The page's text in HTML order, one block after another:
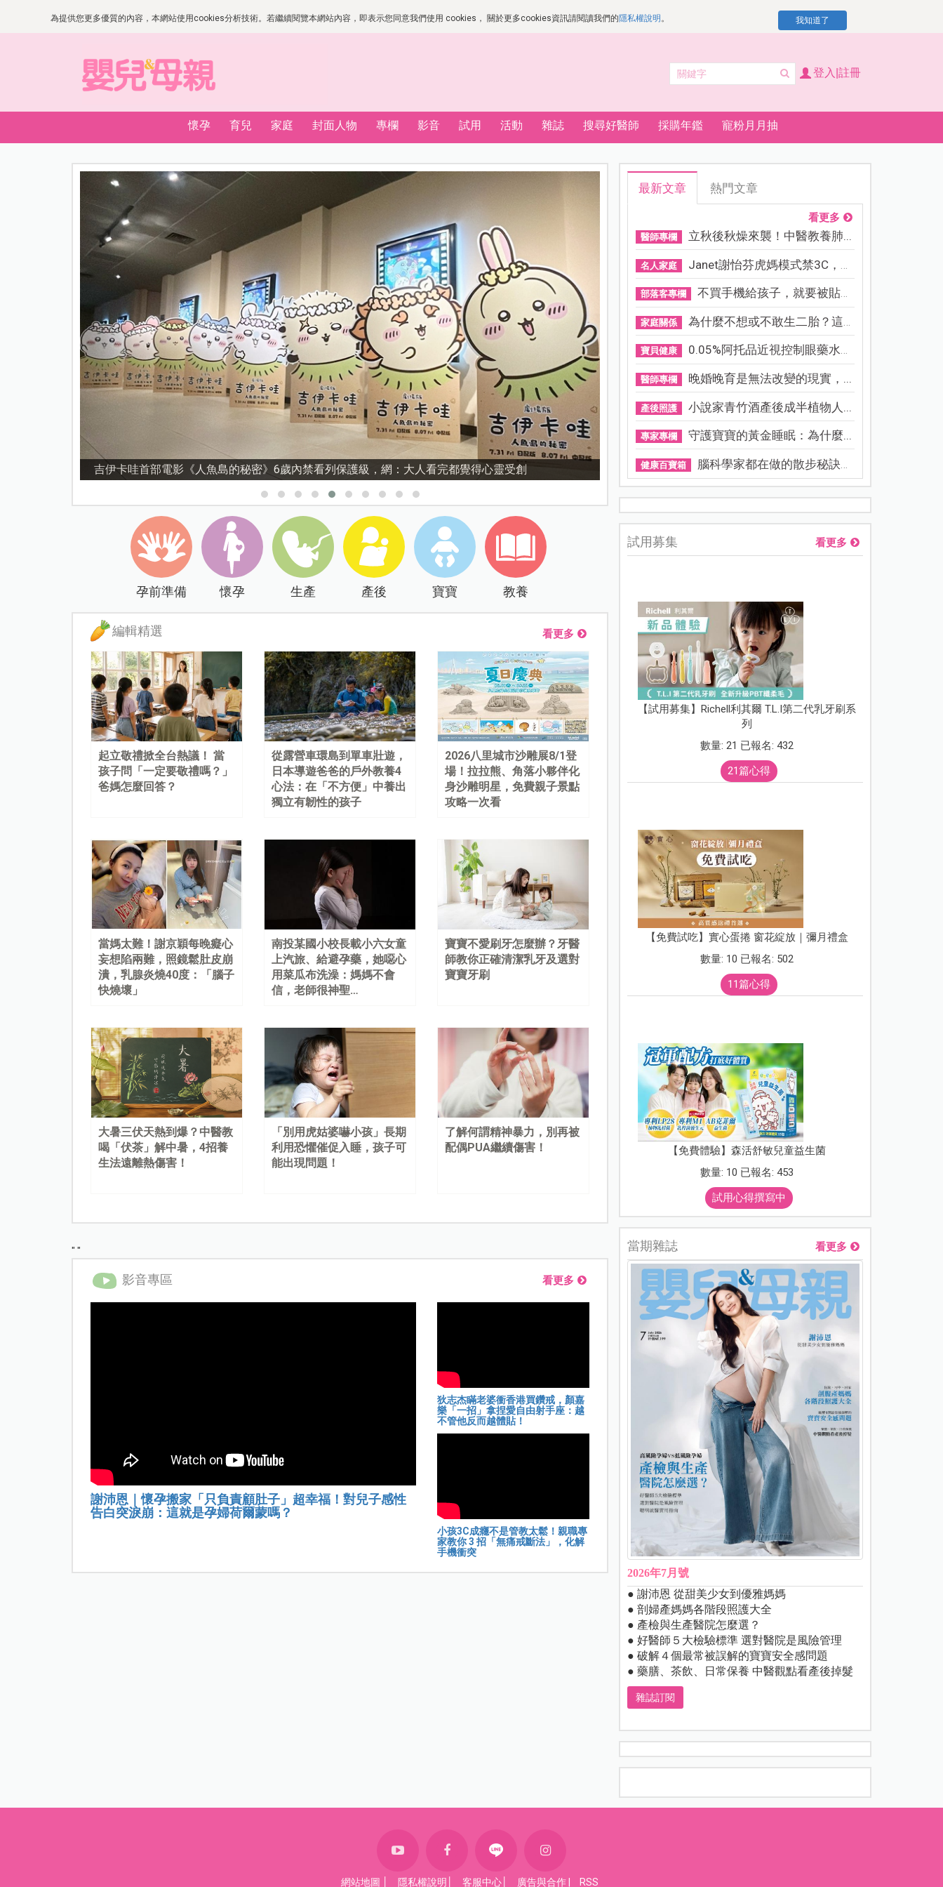
為提供您更多優質的內容，本網站使用cookies分析技術。若繼續閱覽本網站內容，即表示您同意我們使用 cookies， 關於更多cookies資訊請閱讀我們的隱私權說明 。 我知道了
登入|註冊
懷孕 育兒 家庭 封面人物 專欄 影音 試用 活動 雜誌 搜尋好醫師 採購年鑑 寵粉月月抽
資優教育15問！師鐸獎名師陳宥妤：資優教育的核心，不是成績而是讀懂孩子的心理準備度 熊本強震讓台灣人也揪心！無印良品店員發枕頭護頭、陪伴撤離
孕前準備 懷孕 生產 產後 寶寶 教養
編輯精選 看更多
起立敬禮掀全台熱議！ 當
孩子問「一定要敬禮嗎？」
爸媽怎麼回答？
從露營車環島到單車壯遊，
日本導遊爸爸的戶外教養4
心法：在「不方便」中養出
獨立有韌性的孩子
2026八里城市沙雕展8/1登
場！拉拉熊、角落小夥伴化
身沙雕明星，免費親子景點
攻略一次看
當媽太難！謝京穎每晚癡心
妄想陷兩難，照鏡鬆肚皮崩
潰，乳腺炎燒40度：「腦子
快燒壞」
南投某國小校長載小六女童
上汽旅、給避孕藥，她噁心
用菜瓜布洗澡：媽媽不會
信，老師很神聖…
寶寶不愛刷牙怎麼辦？牙醫
師教你正確清潔乳牙及選對
寶寶牙刷
大暑三伏天熱到爆？中醫教
喝「伏茶」解中暑，4招養
生法遠離熱傷害！
「別用虎姑婆嚇小孩」長期
利用恐懼催促入睡，孩子可
能出現問題！
了解何謂精神暴力，別再被
配偶PUA繼續傷害！
" "
影音專區 看更多
謝沛恩｜懷孕搬家「只負責顧肚子」超幸福！對兒子感性
告白突淚崩：這就是孕婦荷爾蒙嗎？
狄志杰瞞老婆衝香港買鑽戒，顏嘉
樂「一招」拿捏愛自由射手座：越
不管他反而越體貼！
小孩3C成癮不是管教太鬆！親職專
家教你 3 招「無痛戒斷法」，化解
手機衝突
最新文章 熱門文章
看更多
醫師專欄 立秋後秋燥來襲！中醫教養肺...
名人家庭 Janet謝怡芬虎媽模式禁3C，看...
部落客專欄 不買手機給孩子，就要被貼「...
家庭關係 為什麼不想或不敢生二胎？這8...
寶貝健康 0.05%阿托品近視控制眼藥水納...
醫師專欄 晚婚晚育是無法改變的現實，...
產後照護 小說家青竹酒產後成半植物人...
專家專欄 守護寶寶的黃金睡眠：為什麼...
健康百寶箱 腦科學家都在做的散步秘訣！...
試用募集 看更多
【試用募集】Richell利其爾 T.L.I第二代乳牙刷系
列
數量: 21 已報名: 432
21篇心得
【免費試吃】實心蛋捲 窗花綻放｜彌月禮盒
數量: 10 已報名: 502
11篇心得
【免費體驗】森活舒敏兒童益生菌
數量: 10 已報名: 453
試用心得撰寫中
當期雜誌 看更多
2026年7月號
● 謝沛恩 從甜美少女到優雅媽媽
● 剖婦產媽媽各階段照護大全
● 產檢與生產醫院怎麼選？
● 好醫師５大檢驗標準 選對醫院是風險管理
● 破解４個最常被誤解的寶寶安全感問題
● 藥膳、茶飲、日常保養 中醫觀點看產後掉髮
雜誌訂閱
網站地圖 隱私權說明 客服中心 廣告與合作 RSS